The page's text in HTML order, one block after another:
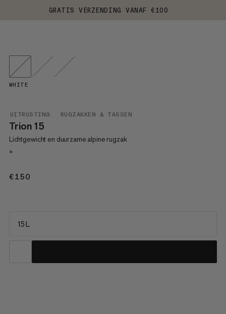
GRATIS VERZENDING VANAF €100
UITRUSTING RUGZAKKEN & TASSEN
Trion 15
Lichtgewicht en duurzame alpine rugzak
+
€150
WHITE
15 L